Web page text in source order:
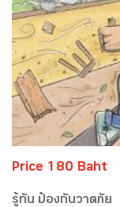
Price 180 Baht
รู้ทัน ป้องกันวาตภัย